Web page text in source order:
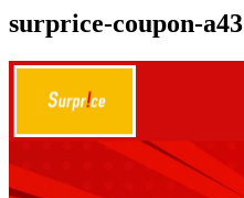
surprice-coupon-a43